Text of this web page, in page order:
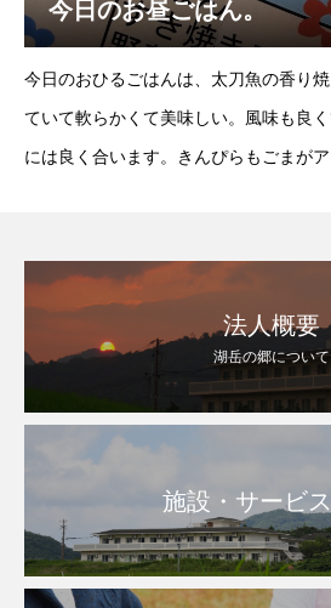
今日のお昼ごはん。
今日のおひるごはんは、太刀魚の香り
ていて軟らかくて美味しい。風味も良
には良く合います。きんぴらもごまが
法人概要
湖岳の郷について
施設・サービ